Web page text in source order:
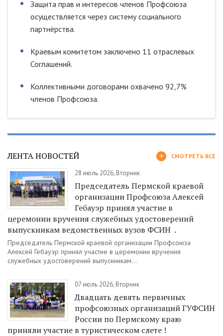
Защита прав и интересов членов Профсоюза
осуществляется через систему социального
партнёрства.
Краевым комитетом заключено 11 отраслевых
Соглашений.
Коллективными договорами охвачено 92,7%
членов Профсоюза.
ЛЕНТА НОВОСТЕЙ СМОТРЕТЬ ВСЕ
28 июль 2026, Вторник
Председатель Пермской краевой
организации Профсоюза Алексей
Гебауэр принял участие в
церемонии вручения служебных удостоверений
выпускникам ведомственных вузов ФСИН .
Председатель Пермской краевой организации Профсоюза
Алексей Гебауэр принял участие в церемонии вручения
служебных удостоверений выпускникам...
07 июль 2026, Вторник
Двадцать девять первичных
профсоюзных организаций ГУФСИН
России по Пермскому краю
приняли участие в туристическом слете !